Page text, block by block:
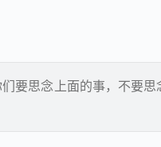
要思念上面的事，不要思